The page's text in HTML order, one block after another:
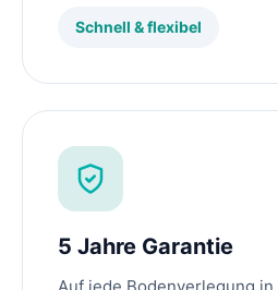
Schnell & flexibel
5 Jahre Garantie